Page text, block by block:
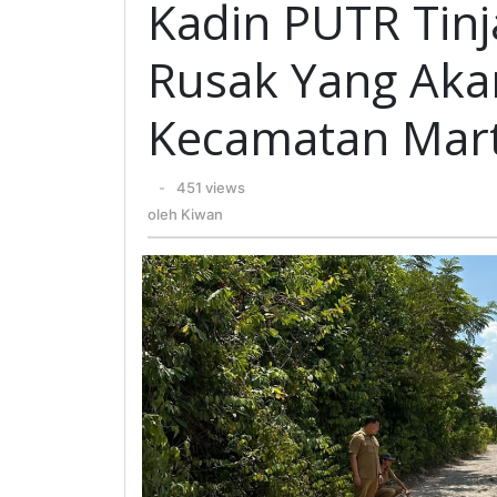
Kadin PUTR
Rusak Yang
Kecamatan
oleh
Kiwan
-
451 views
oleh Kiwan